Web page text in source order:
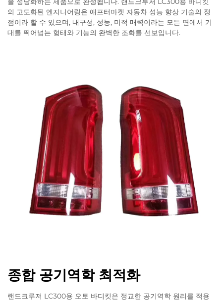
의 고도화된 엔지니어링은 애프터마켓 자동차 성능 향상 기술의 정
점이라 할 수 있으며, 내구성, 성능, 미적 매력이라는 모든 면에서 기
대를 뛰어넘는 형태와 기능의 완벽한 조화를 선보입니다.
종합 공기역학 최적화
랜드크루저 LC300용 오토 바디킷은 정교한 공기역학 원리를 적용